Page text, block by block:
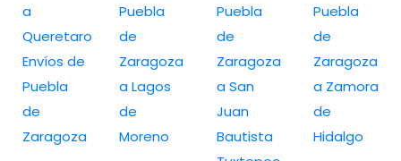
a
Queretaro
Envíos de
Puebla
de
Zaragoza
Puebla
de
Zaragoza
a Lagos
de
Moreno
Puebla
de
Zaragoza
a San
Juan
Bautista
Puebla
de
Zaragoza
a Zamora
de
Hidalgo